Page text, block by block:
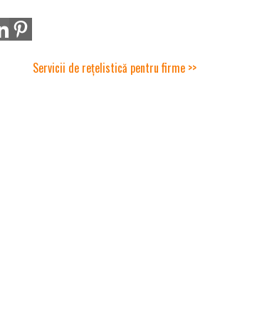
Servicii de rețelistică pentru firme >>